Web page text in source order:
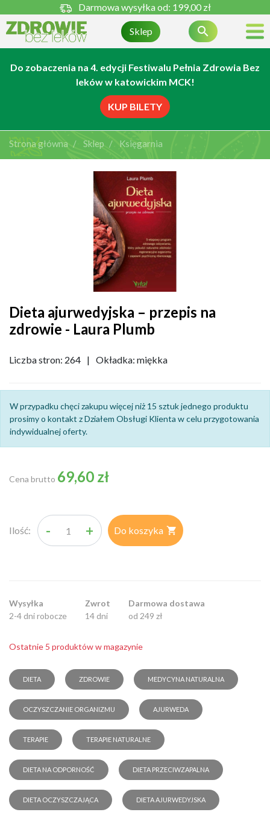
Darmowa wysyłka od: 199,00 zł
Sklep 
Do zobaczenia na 4. edycji Festiwalu Pełnia Zdrowia Bez
leków w katowickim MCK!
KUP BILETY
Strona główna Sklep Księgarnia
Dieta ajurwedyjska – przepis na
zdrowie - Laura Plumb
Liczba stron: 264 | Okładka: miękka
W przypadku chęci zakupu więcej niż 15 sztuk jednego produktu
prosimy o kontakt z Działem Obsługi Klienta w celu przygotowania
indywidualnej oferty.
Cena brutto 69,60 zł
Ilość: - + Do koszyka 
Wysyłka
2-4 dni robocze
Zwrot
14 dni
Darmowa dostawa
od 249 zł
Ostatnie 5 produktów w magazynie
DIETA ZDROWIE MEDYCYNA NATURALNA
OCZYSZCZANIE ORGANIZMU AJURWEDA
TERAPIE TERAPIE NATURALNE
DIETA NA ODPORNOŚĆ DIETA PRZECIWZAPALNA
DIETA OCZYSZCZAJĄCA DIETA AJURWEDYJSKA